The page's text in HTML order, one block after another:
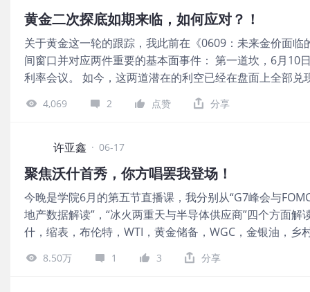
美元，接连失守4300和4200两道整数关口，6月19日进
股同步跳水，本轮贵金属回调核心导火索为新任美联储
缘、资金面等利空共振： 第一，6月17-18日金价调整的
价暴跌直接由沃什首场FOMC发布会驱动，二者高度相关
重磅鹰派信号击穿市场宽松预期：一是政策声明从340词
年的前瞻性指引；二是点阵图大幅转鹰，18位提交预期
至3.8%；三是沃什明确表态2%通胀目标绝不妥协，不再
沃什的沟通风格与前任鲍威尔存在本质差异。 鲍
黄金二次探底如期来临，如何应对？！
关于黄金这一轮的跟踪，我此前在《0609：未来金价面
间窗口并对应两件重要的基本面事件： 第一道坎，6月10
利率会议。 如今，这两道潜在的利空已经在盘面上全部
新主席沃什首秀需要重点关注的要点，以及潜在的鹰派
程价值含金量几何，用某位中班学员的原话便是—— 图片
利率会议的一些核心要点。 1，利率全票维持在3.50%-
转鹰(利空黄金，沃什本人拒绝提交点阵图)，9人支持年
2026年利率预测中值由3月3.4%上调至3.8%，隐含年内
加息时点定价至10月。 4，通胀预测大幅上修：2026年
胀目标底线，通胀不达标不宽松。 5，经济预期小幅下调
息。 6，会后声明出现重大改写，前瞻指引彻底转向。声
步倾向降息”核心措辞，取消单边宽松暗示，转为加息/降
沃什明确表态：不会给市场提前指引，政策完全依赖实
4,069 2 点赞 分享
许亚鑫 · 06-17
聚焦沃什首秀，你方唱罢我登场！
今晚是学院6月的第五节直播课，我分别从“G7峰会与
地产数据解读”，“冰火两重天与半导体供应商”四个方面
什，缩表，布伦特，WTI，黄金储备，WGC，金银油，
胀，半导体供应商，A股，港股等给出了接下来的布局思
储6月利率会议，这次的会议很关键，不仅仅是因为有点
8.50万 1 3 分享